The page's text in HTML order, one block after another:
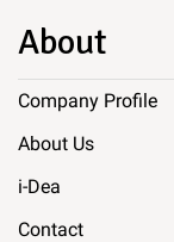
About
Company Profile
About Us
i-Dea
Contact